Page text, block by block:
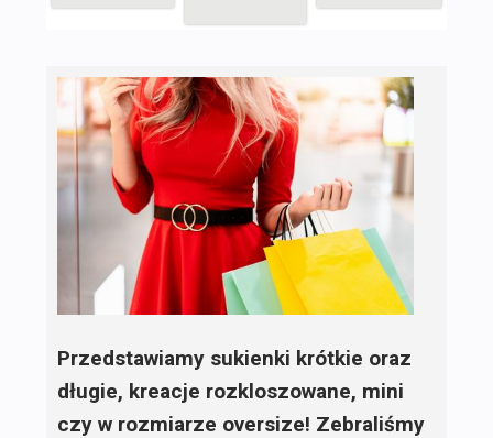
Przedstawiamy sukienki krótkie oraz
długie, kreacje rozkloszowane, mini
czy w rozmiarze oversize! Zebraliśmy